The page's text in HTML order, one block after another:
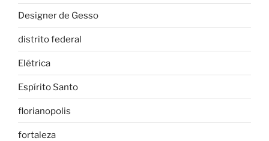
Designer de Gesso
distrito federal
Elétrica
Espírito Santo
florianopolis
fortaleza